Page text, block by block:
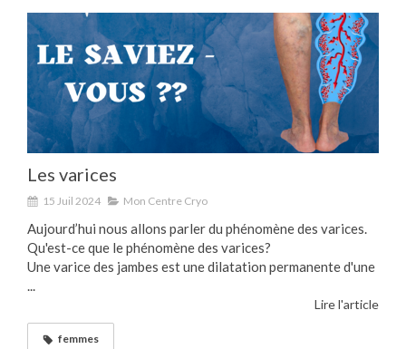
Les varices
15 Juil 2024 Mon Centre Cryo
Aujourd’hui nous allons parler du phénomène des varices.
Qu'est-ce que le phénomène des varices?
Une varice des jambes est une dilatation permanente d'une
...
Lire l'article
femmes